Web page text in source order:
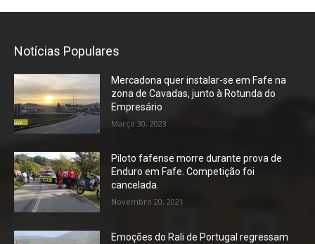
Notícias Populares
Mercadona quer instalar-se em Fafe na
zona de Cavadas, junto à Rotunda do
Empresário
Março 30, 2023
Piloto fafense morre durante prova de
Enduro em Fafe. Competição foi
cancelada.
Novembro 20, 2021
Emoções do Rali de Portugal regressam